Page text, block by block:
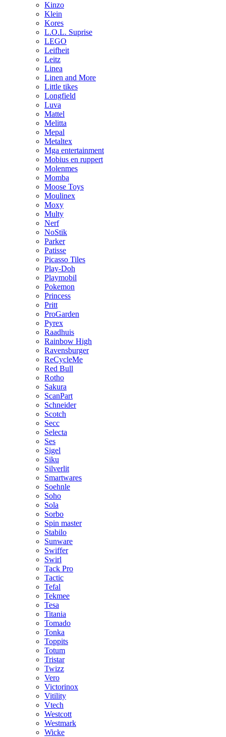
Kinzo
Klein
Kores
L.O.L. Suprise
LEGO
Leifheit
Leitz
Linea
Linen and More
Little tikes
Longfield
Luva
Mattel
Melitta
Mepal
Metaltex
Mga entertainment
Mobius en ruppert
Molenmes
Momba
Moose Toys
Moulinex
Moxy
Multy
Nerf
NoStik
Parker
Patisse
Picasso Tiles
Play-Doh
Playmobil
Pokemon
Princess
Pritt
ProGarden
Pyrex
Raadhuis
Rainbow High
Ravensburger
ReCycleMe
Red Bull
Rotho
Sakura
ScanPart
Schneider
Scotch
Secc
Selecta
Ses
Sigel
Siku
Silverlit
Smartwares
Soehnle
Soho
Sola
Sorbo
Spin master
Stabilo
Sunware
Swiffer
Swirl
Tack Pro
Tactic
Tefal
Tekmee
Tesa
Titania
Tomado
Tonka
Toppits
Totum
Tristar
Twizz
Vero
Victorinox
Vitility
Vtech
Westcott
Westmark
Wicke